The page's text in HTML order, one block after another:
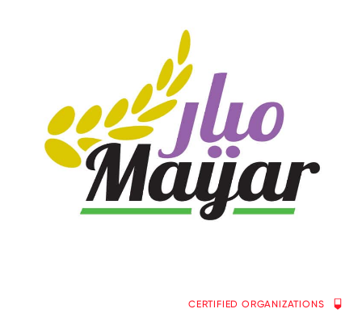
CERTIFIED ORGANIZATIONS